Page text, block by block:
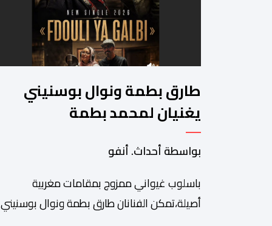
طارق بطمة ونوال بوسنيني
يغنيان لمحمد بطمة
بواسطة أحداث. أنفو
باسلوب غيواني ممزوج بمقامات مغربية
أصيلة،تمكن الفنانان طارق بطمة ونوال بوسنيني